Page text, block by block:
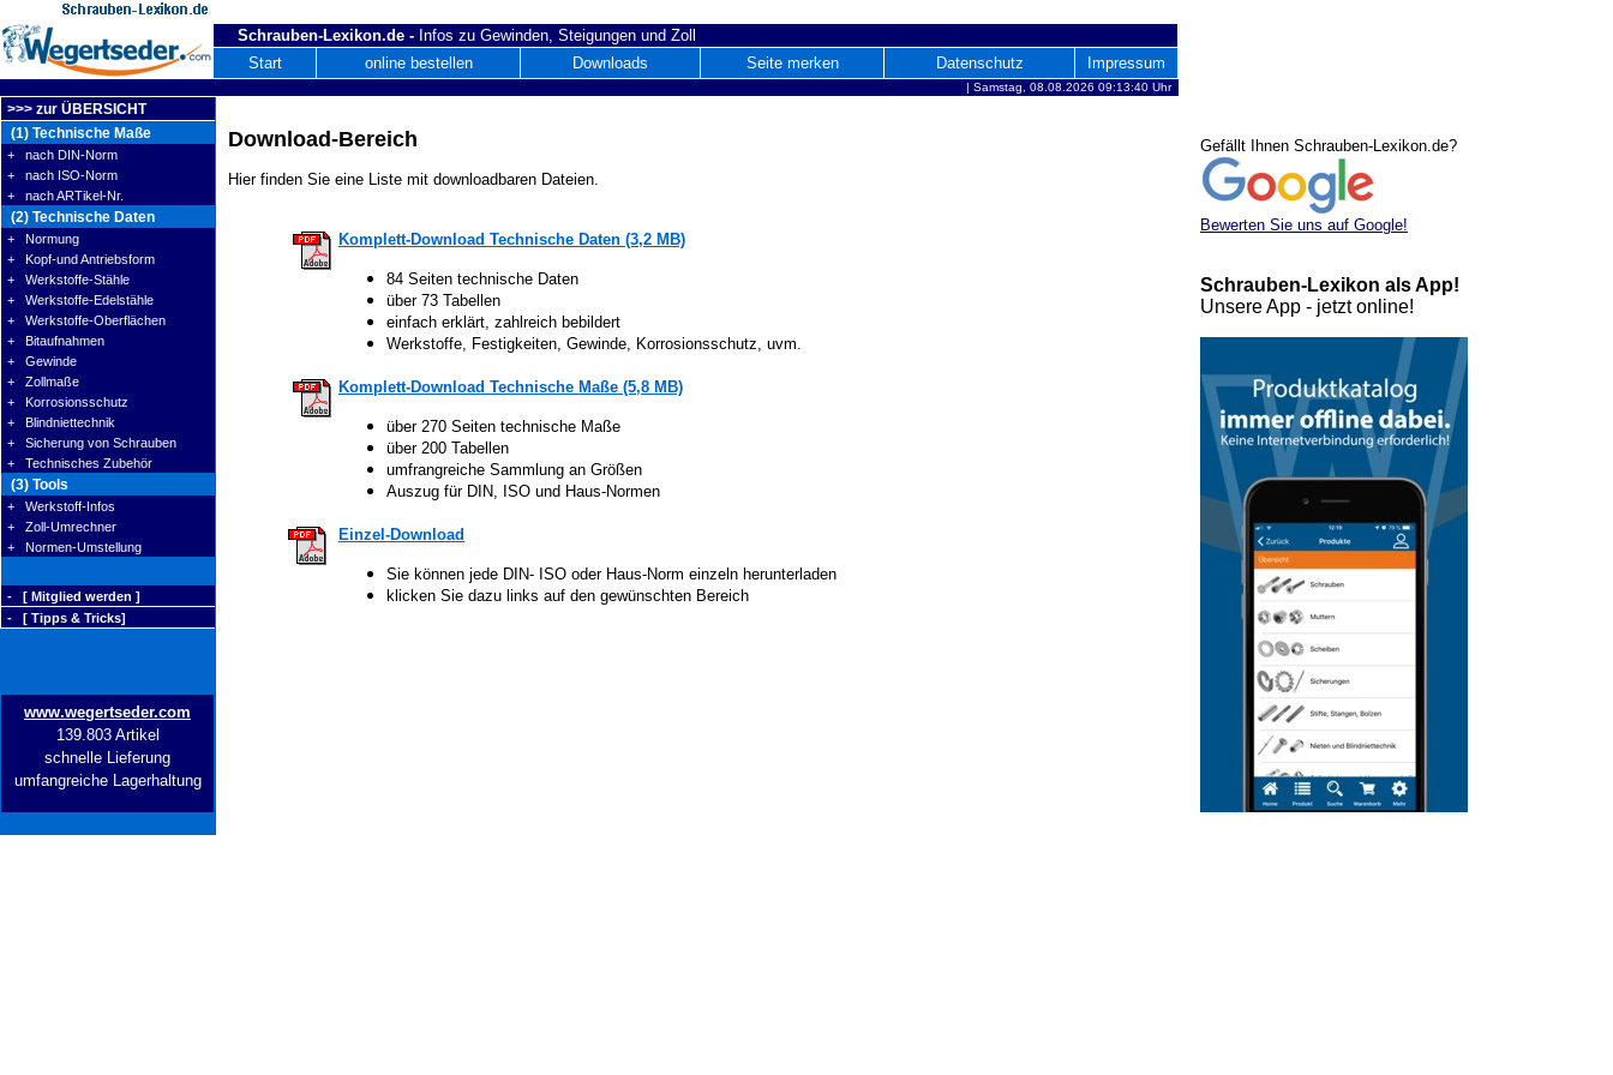
Schrauben-Lexikon.de - Infos zu Gewinden, Steigungen und Zoll
Start
online bestellen Downloads Seite merken Datenschutz Impressum
| Samstag, 08.08.2026 09:13:40 Uhr
>>> zur ÜBERSICHT
(1) Technische Maße
+ nach DIN-Norm
+ nach ISO-Norm
+ nach ARTikel-Nr.
(2) Technische Daten
+ Normung
+ Kopf-und Antriebsform
+ Werkstoffe-Stähle
+ Werkstoffe-Edelstähle
+ Werkstoffe-Oberflächen
+ Bitaufnahmen
+ Gewinde
+ Zollmaße
+ Korrosionsschutz
+ Blindniettechnik
+ Sicherung von Schrauben
+ Technisches Zubehör
(3) Tools
+ Werkstoff-Infos
+ Zoll-Umrechner
+ Normen-Umstellung
- [ Mitglied werden ]
- [ Tipps & Tricks]
www.wegertseder.com
139.803 Artikel
schnelle Lieferung
umfangreiche Lagerhaltung
Download-Bereich
Hier finden Sie eine Liste mit downloadbaren Dateien.
Komplett-Download Technische Daten (3,2 MB)
84 Seiten technische Daten
über 73 Tabellen
einfach erklärt, zahlreich bebildert
Werkstoffe, Festigkeiten, Gewinde, Korrosionsschutz, uvm.
Komplett-Download Technische Maße (5,8 MB)
über 270 Seiten technische Maße
über 200 Tabellen
umfrangreiche Sammlung an Größen
Auszug für DIN, ISO und Haus-Normen
Einzel-Download
Sie können jede DIN- ISO oder Haus-Norm einzeln herunterladen
klicken Sie dazu links auf den gewünschten Bereich
Gefällt Ihnen Schrauben-Lexikon.de?
Bewerten Sie uns auf Google!
Schrauben-Lexikon als App!
Unsere App - jetzt online!